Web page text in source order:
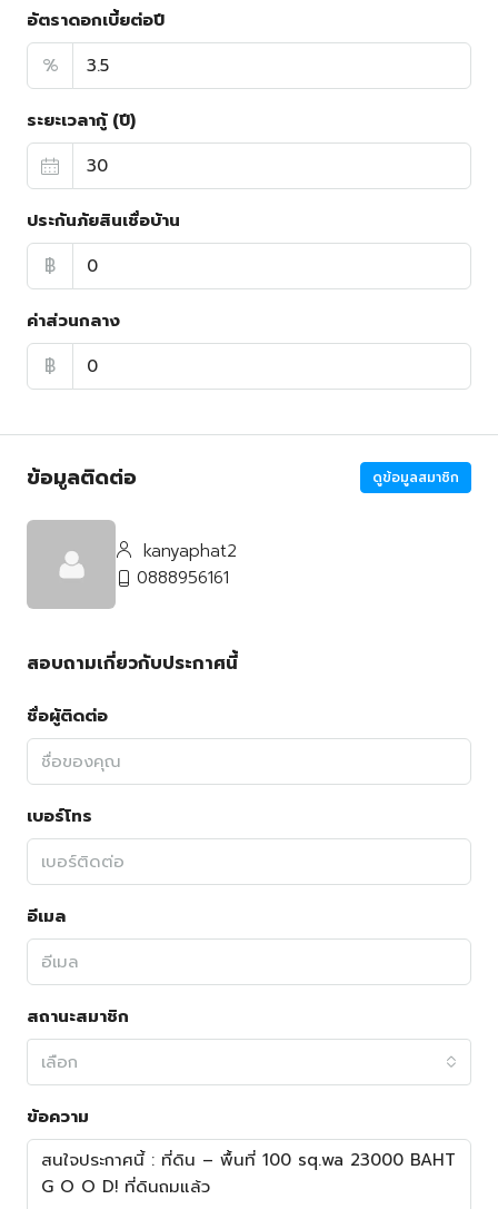
อัตราดอกเบี้ยต่อปี
%
ระยะเวลากู้ (ปี)
ประกันภัยสินเชื่อบ้าน
฿
ค่าส่วนกลาง
฿
ข้อมูลติดต่อ ดูข้อมูลสมาชิก
kanyaphat2
0888956161
สอบถามเกี่ยวกับประกาศนี้
ชื่อผู้ติดต่อ
เบอร์โทร
อีเมล
สถานะสมาชิก
เลือก
ข้อความ